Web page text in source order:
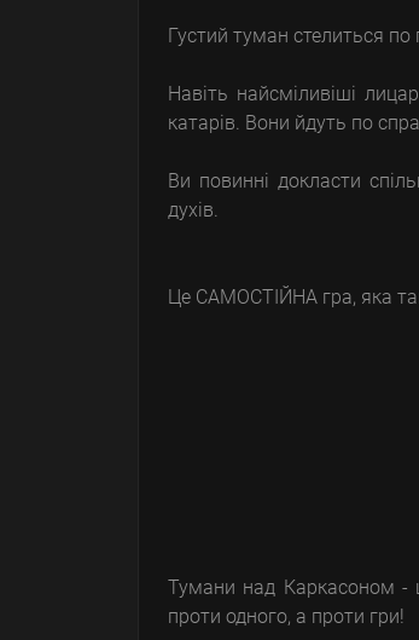
Густий туман стелиться
Навіть найсміливіші
катарів. Вони йдуть по
Ви повинні докласти
духів.
Це САМОСТІЙНА гра, яка
Тумани над Каркасоном -
проти одного, а проти гри!